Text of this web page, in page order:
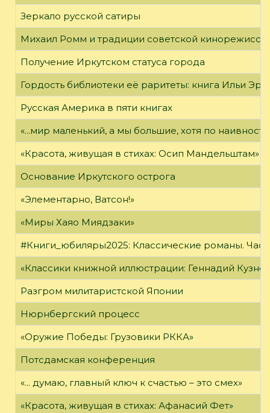
Зеркало русской сатиры
Михаил Ромм и традиции советской
Получение Иркутском статуса города
Гордость библиотеки её раритеты: книга Ильи
Русская Америка в пяти книгах
«...мир маленький, а мы большие, хотя по
«Красота, живущая в стихах: Осип Мандельштам»
Основание Иркутского острога
«Элементарно, Ватсон!»
«Миры Хаяо Миядзаки»
#Книги_юбиляры2025: Классические романы.
«Классики книжной иллюстрации: Геннадий
Разгром милитаристской Японии
Нюрнбергский процесс
«Оружие Победы: Грузовики РККА»
Потсдамская конференция
«... думаю, главный ключ к счастью – это смех»
«Красота, живущая в стихах: Афанасий Фет»